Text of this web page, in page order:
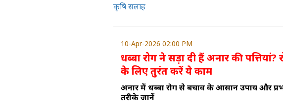
कृषि सलाह
10-Apr-2026 02:00 PM
धब्बा रोग ने सड़ा दी हैं अनार की पत्तियां?
के लिए तुरंत करें ये काम
अनार में धब्बा रोग से बचाव के आसान उपाय और
तरीके जानें